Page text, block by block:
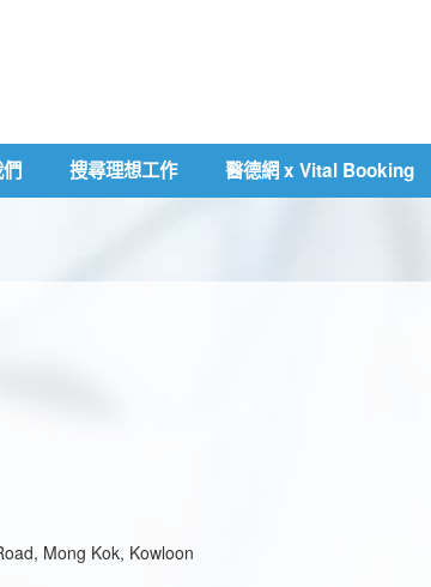
搜尋理想工作 醫德網 x Vital Booking
Mong Kok, Kowloon